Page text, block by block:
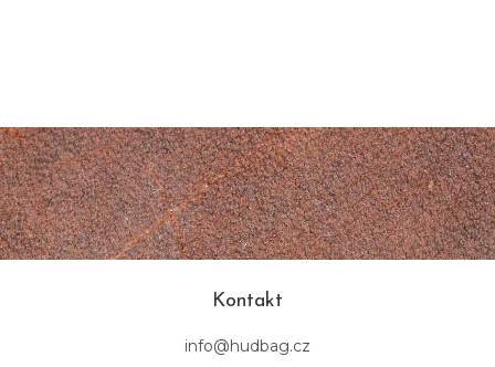
t
í
Kontakt
info@hudbag.cz